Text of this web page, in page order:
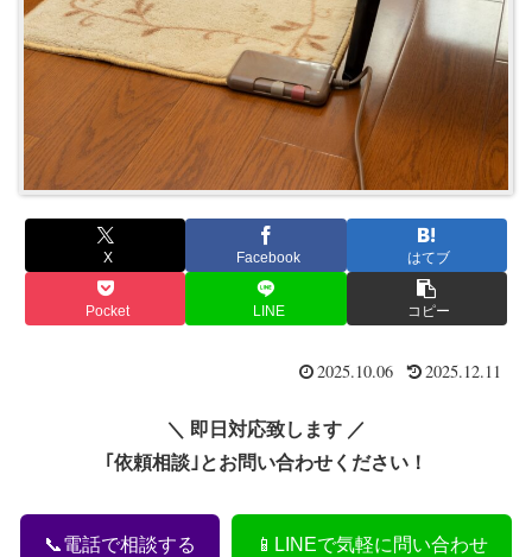
X Facebook はてブ
Pocket LINE コピー
2025.10.06 2025.12.11
＼ 即日対応致します ／
｢依頼相談｣とお問い合わせください！
📞電話で相談する 📱LINEで気軽に問い合わせ